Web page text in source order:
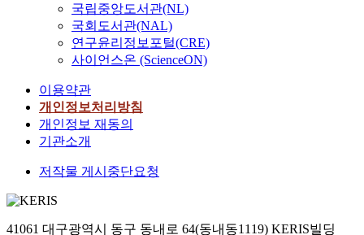
국립중앙도서관(NL)
국회도서관(NAL)
연구윤리정보포털(CRE)
사이언스온 (ScienceON)
이용약관
개인정보처리방침
개인정보 재동의
기관소개
저작물 게시중단요청
41061 대구광역시 동구 동내로 64(동내동1119) KERIS빌딩